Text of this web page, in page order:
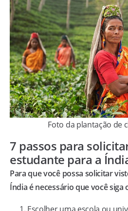
Foto da plantação de
7 passos para
estudante para a
Para que você possa solicitar
Índia é necessário que você siga